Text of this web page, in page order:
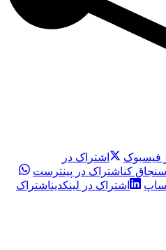
فیسبوک
اشتراک در
سنجاق کناشتراک در پینترست
اشتراک در لینکدیناشتراک